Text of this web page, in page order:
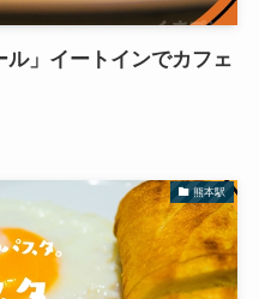
」イートインでカフェ
熊本駅